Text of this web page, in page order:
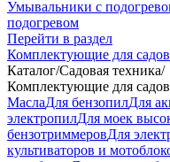
Умывальники с
подогревом
Перейти в раздел
Комплектующие для
Каталог/Садовая техника/
Комплектующие для
МаслаДля бензопилДля
электропилДля моек
бензотриммеровДля
культиваторов и